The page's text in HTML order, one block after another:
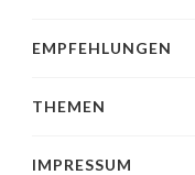
EMPFEHLUNGEN
THEMEN
IMPRESSUM